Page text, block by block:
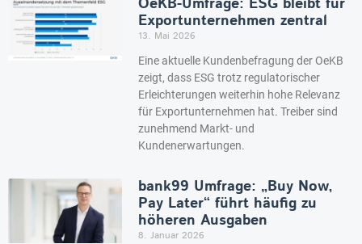
Exportunternehmen zentral
13. Mai 2026
Eine aktuelle Kundenbefragung der OeKB
zeigt, dass ESG trotz regulatorischer
Erleichterungen weiterhin hohe Relevanz
für Exportunternehmen hat. Treiber sind
zunehmend Markt- und
Kundenerwartungen.
bank99 Umfrage: „Buy Now,
Pay Later“ führt häufig zu
höheren Ausgaben
8. Januar 2026